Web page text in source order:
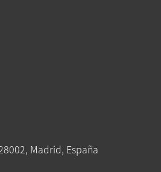
Madrid, España